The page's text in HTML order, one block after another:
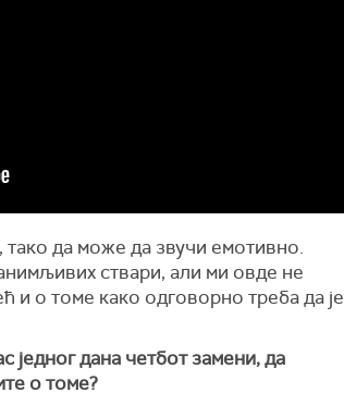
тако да може да звучи емотивно.
ствари, али ми овде не
и о томе како одговорно треба да је
дана четбот замени, да
о томе?